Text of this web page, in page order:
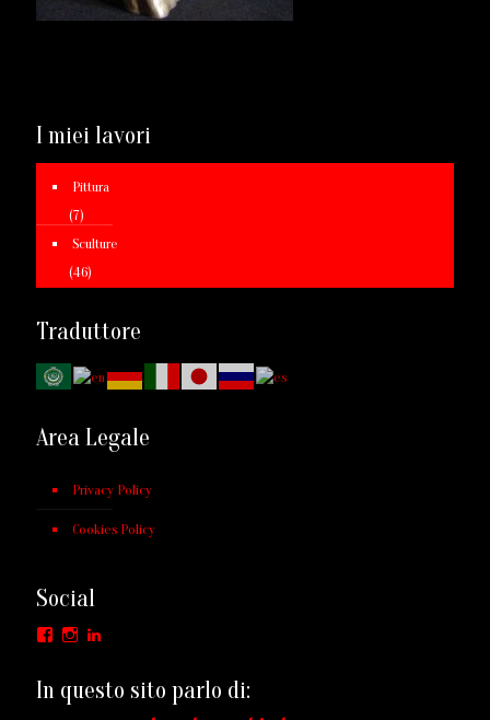
I miei lavori
Pittura
(7)
Sculture
(46)
Traduttore
Area Legale
Privacy Policy
Cookies Policy
Social
Facebook
Instagram
In questo sito parlo di: